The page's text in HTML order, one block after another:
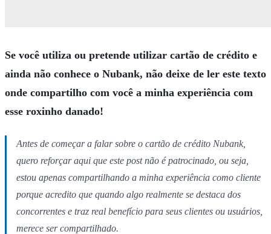
Se você utiliza ou pretende utilizar cartão de crédito e
ainda não conhece o Nubank, não deixe de ler este texto
onde compartilho com você a minha experiência com
esse roxinho danado!
Antes de começar a falar sobre o cartão de crédito Nubank,
quero reforçar aqui que este post não é patrocinado, ou seja,
estou apenas compartilhando a minha experiência como cliente
porque acredito que quando algo realmente se destaca dos
concorrentes e traz real benefício para seus clientes ou usuários,
merece ser compartilhado.